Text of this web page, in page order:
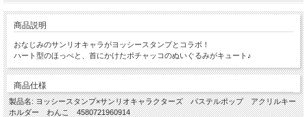
商品説明
おなじみのサンリオキャラがヨッシースタンプとコラボ！
ハート型のほっぺと、首にかけたポチャッコのぬいぐるみがキュート♪
商品仕様
製品名: ヨッシースタンプ×サンリオキャラクターズ パステルポップ アクリルキー
ホルダー わんこ 4580721960914